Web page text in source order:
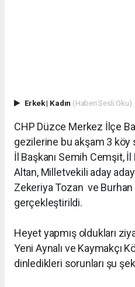
Erkek| Kadın (Haberi Sesli Oku)
CHP Düzce Merkez İlçe
gezilerine bu akşam 3 köy
İl Başkanı Semih Cemşit, İl
Altan, Milletvekili aday
Zekeriya Tozan ve Burhan
gerçekleştirildi.
Heyet yapmış oldukları
Yeni Aynalı ve Kaymakçı
dinledikleri sorunları şu